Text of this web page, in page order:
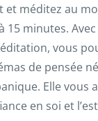
et méditez au
15 minutes.
vous
de pensée
Elle vous
en soi et